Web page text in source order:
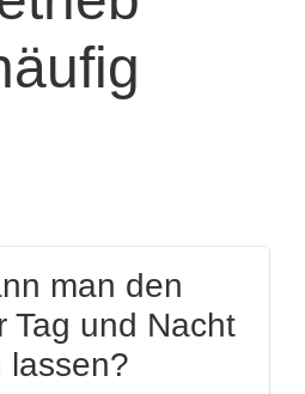
man den
Tag und Nacht
lassen?